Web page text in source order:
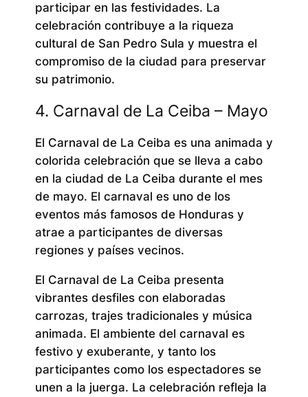
participar en las festividades. La
celebración contribuye a la riqueza
cultural de San Pedro Sula y muestra el
compromiso de la ciudad para preservar
su patrimonio.
4. Carnaval de La Ceiba – Mayo
El Carnaval de La Ceiba es una animada y
colorida celebración que se lleva a cabo
en la ciudad de La Ceiba durante el mes
de mayo. El carnaval es uno de los
eventos más famosos de Honduras y
atrae a participantes de diversas
regiones y países vecinos.
El Carnaval de La Ceiba presenta
vibrantes desfiles con elaboradas
carrozas, trajes tradicionales y música
animada. El ambiente del carnaval es
festivo y exuberante, y tanto los
participantes como los espectadores se
unen a la juerga. La celebración refleja la